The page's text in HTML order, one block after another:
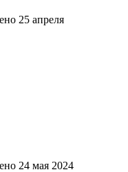
25 апреля
24 мая 2024